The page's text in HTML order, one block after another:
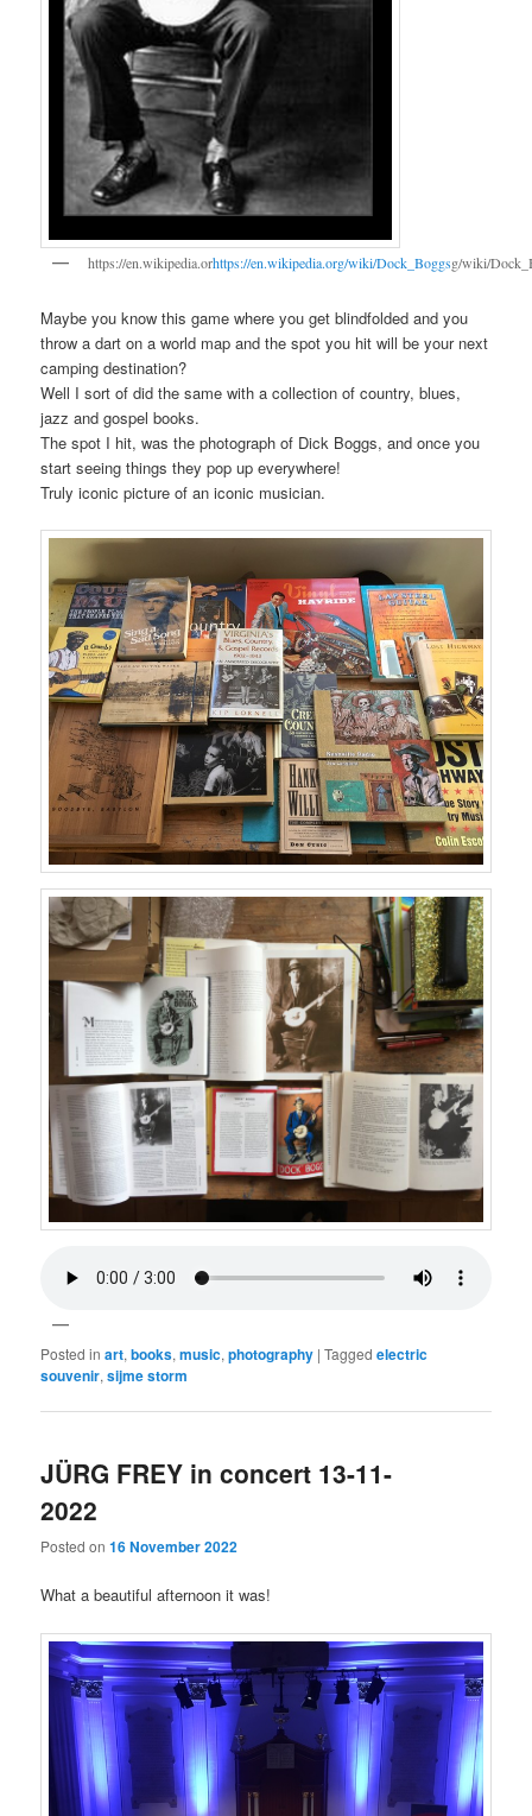
https://en.wikipedia.orhttps://en.wikipedia.org/wiki/Dock_Boggsg/wiki/
Maybe you know this game where you get blindfolded and you
throw a dart on a world map and the spot you hit will be your next
camping destination?
Well I sort of did the same with a collection of country, blues,
jazz and gospel books.
The spot I hit, was the photograph of Dick Boggs, and once you
start seeing things they pop up everywhere!
Truly iconic picture of an iconic musician.
Posted in art,books,music,photography |Tagged electric
souvenir,sijme storm
JÜRG FREY in concert 13-11-
2022
Posted on16 November 2022
What a beautiful afternoon it was!